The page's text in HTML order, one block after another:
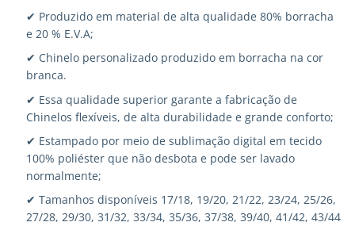
✔ Produzido em material de alta qualidade 80% borracha
e 20 % E.V.A;
✔ Chinelo personalizado produzido em borracha na cor
branca.
✔ Essa qualidade superior garante a fabricação de
Chinelos flexíveis, de alta durabilidade e grande conforto;
✔ Estampado por meio de sublimação digital em tecido
100% poliéster que não desbota e pode ser lavado
normalmente;
✔ Tamanhos disponíveis 17/18, 19/20, 21/22, 23/24, 25/26,
27/28, 29/30, 31/32, 33/34, 35/36, 37/38, 39/40, 41/42, 43/44